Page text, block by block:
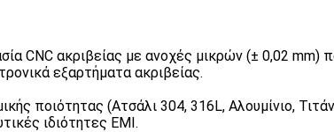
CNC ακριβείας με ανοχές μικρών (± 0,02 mm)
εξαρτήματα ακριβείας.
ποιότητας (Ατσάλι 304, 316L, Αλουμίνιο,
ιδιότητες EMI.